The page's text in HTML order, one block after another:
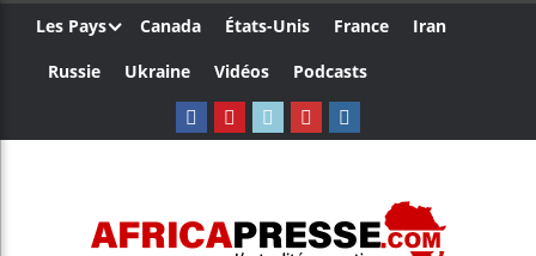
Les Pays Canada États-Unis France
Iran
Russie
Ukraine Vidéos Podcasts